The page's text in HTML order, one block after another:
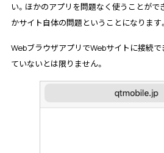
い。ほかのアプリを問題なく使うことがで
かサイト自体の問題ということになります。
WebブラウザアプリでWebサイトに接続で
ていないとは限りません。